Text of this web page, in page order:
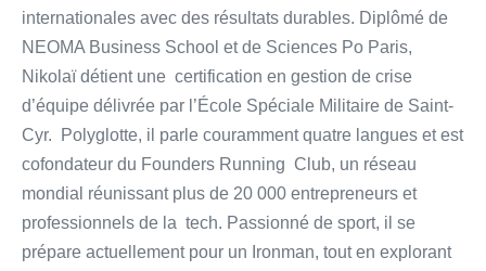
internationales avec des résultats durables. Diplômé de
NEOMA Business School et de Sciences Po Paris,
Nikolaï détient une certification en gestion de crise
d’équipe délivrée par l’École Spéciale Militaire de Saint-
Cyr. Polyglotte, il parle couramment quatre langues et est
cofondateur du Founders Running Club, un réseau
mondial réunissant plus de 20 000 entrepreneurs et
professionnels de la tech. Passionné de sport, il se
prépare actuellement pour un Ironman, tout en explorant